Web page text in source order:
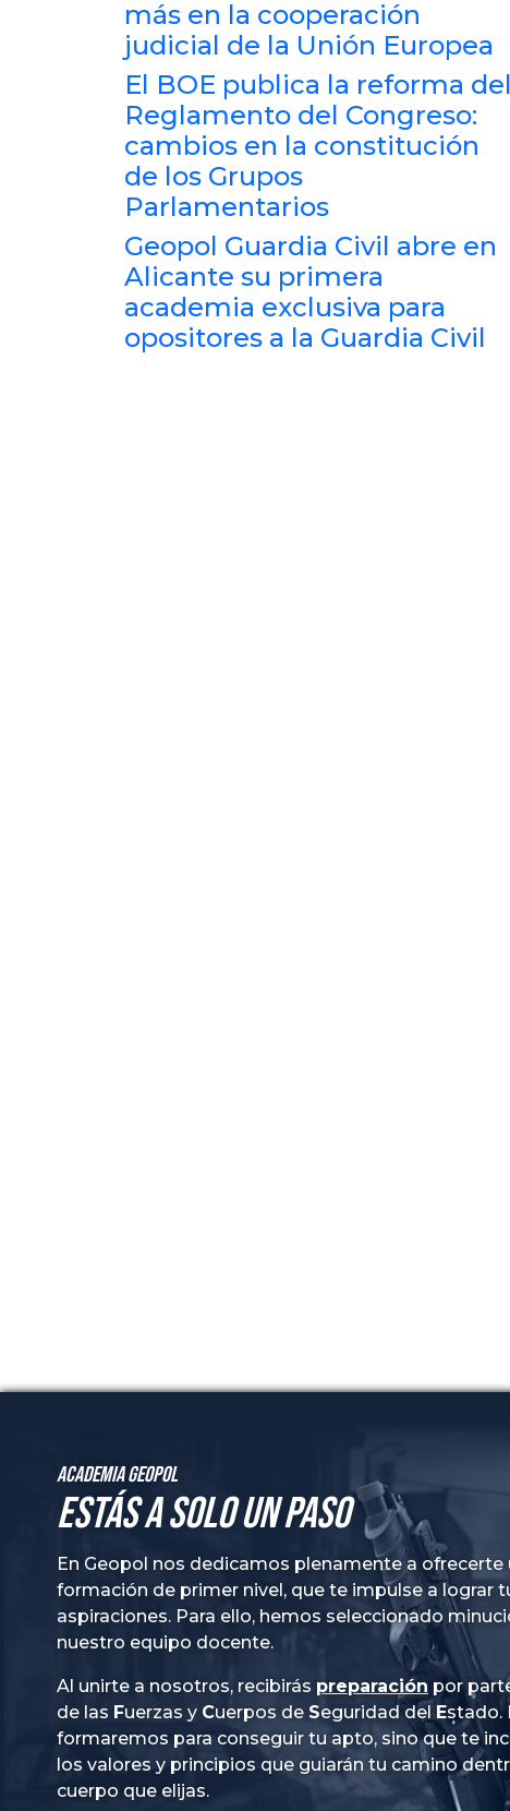
más en la cooperación
judicial de la Unión Europea
El BOE publica la reforma del
Reglamento del Congreso:
cambios en la constitución
de los Grupos
Parlamentarios
Geopol Guardia Civil abre en
Alicante su primera
academia exclusiva para
opositores a la Guardia Civil
Academia GeoPol
Estás a solo un paso
En Geopol nos dedicamos plenamente a ofrecerte
formación de primer nivel, que te impulse a lograr
aspiraciones. Para ello, hemos seleccionado
nuestro equipo docente.
Al unirte a nosotros, recibirás preparación por
de las
Fuerzas y Cuerpos de Seguridad del Estado.
formaremos para conseguir tu apto, sino que te
los valores y principios que guiarán tu camino
cuerpo que elijas.